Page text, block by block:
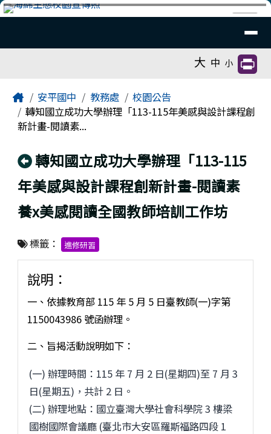
跳至主內容區
臺南市安平國中全球資訊網
大 中 小
Home安平國中 教務處
校園公告
轉知國立成功大學辦理「113-115年美感與設計課程創
新計畫-閱讀素...
回上頁
轉知國立成功大學辦理「113-115
年美感與設計課程創新計畫-閱讀素
養x美感閱讀全國教師培訓工作坊
標籤： 進修研習
說明：
一、依據教育部 115 年 5 月 5 日臺教師(一)字第
1150043986 號函辦理。
二、旨揭活動說明如下：
(一) 辦理時間：115 年 7 月 2 日(星期四)至 7 月 3
日(星期五)，共計 2 日。
(二) 辦理地點：國立臺灣大學社會科學院 3 樓梁
國樹國際會議廳 (臺北市大安區羅斯福路四段 1